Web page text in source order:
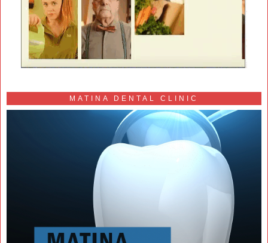
MATINA DENTAL CLINIC